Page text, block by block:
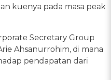
kuenya pada masa peak
Secretary Group
Ahsanurrohim, di mana
pendapatan dari